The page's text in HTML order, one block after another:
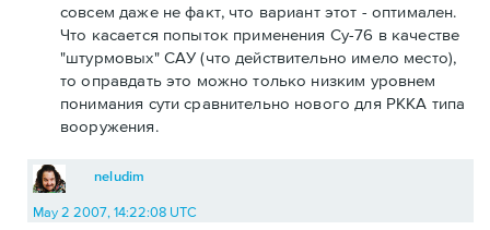
совсем даже не факт, что вариант этот - оптимален.
Что касается попыток применения Су-76 в качестве
"штурмовых" САУ (что действительно имело место),
то оправдать это можно только низким уровнем
понимания сути сравнительно нового для РККА типа
вооружения.
neludim
May 2 2007, 14:22:08 UTC